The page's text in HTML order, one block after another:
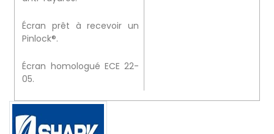
Écran prêt à recevoir un
Pinlock®.
Écran homologué ECE 22-
05.